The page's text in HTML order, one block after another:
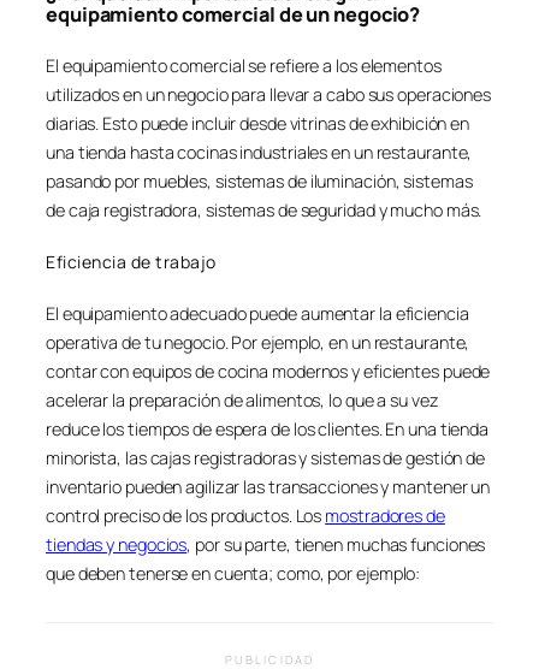
equipamiento comercial de un negocio?
El equipamiento comercial se refiere a los elementos
utilizados en un negocio para llevar a cabo sus operaciones
diarias. Esto puede incluir desde vitrinas de exhibición en
una tienda hasta cocinas industriales en un restaurante,
pasando por muebles, sistemas de iluminación, sistemas
de caja registradora, sistemas de seguridad y mucho más.
Eficiencia de trabajo
El equipamiento adecuado puede aumentar la eficiencia
operativa de tu negocio. Por ejemplo, en un restaurante,
contar con equipos de cocina modernos y eficientes puede
acelerar la preparación de alimentos, lo que a su vez
reduce los tiempos de espera de los clientes. En una tienda
minorista, las cajas registradoras y sistemas de gestión de
inventario pueden agilizar las transacciones y mantener un
control preciso de los productos. Los mostradores de
tiendas y negocios, por su parte, tienen muchas funciones
que deben tenerse en cuenta; como, por ejemplo:
PUBLICIDAD